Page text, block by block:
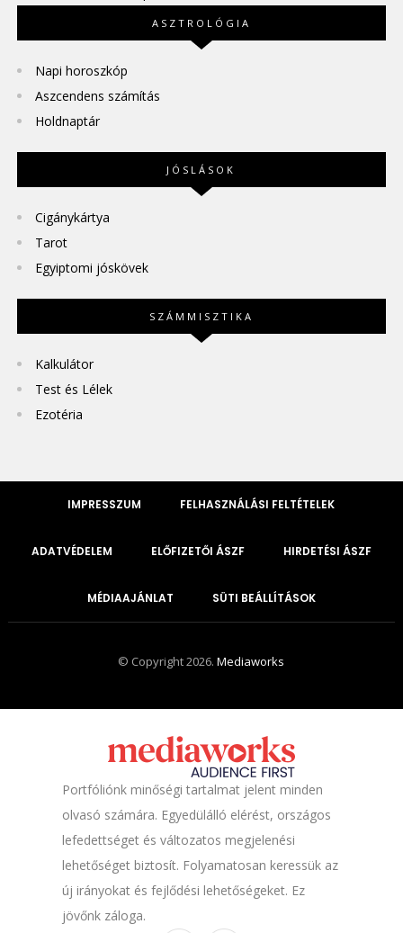
ASZTROLÓGIA
Napi horoszkóp
Aszcendens számítás
Holdnaptár
JÓSLÁSOK
Cigánykártya
Tarot
Egyiptomi jóskövek
SZÁMMISZTIKA
Kalkulátor
Test és Lélek
Ezotéria
IMPRESSZUM FELHASZNÁLÁSI FELTÉTELEK
ADATVÉDELEM ELŐFIZETŐI ÁSZF HIRDETÉSI ÁSZF
MÉDIAAJÁNLAT SÜTI BEÁLLÍTÁSOK
© Copyright 2026.Mediaworks
Portfóliónk minőségi tartalmat jelent minden
olvasó számára. Egyedülálló elérést, országos
lefedettséget és változatos megjelenési
lehetőséget biztosít. Folyamatosan keressük az
új irányokat és fejlődési lehetőségeket. Ez
jövőnk záloga.